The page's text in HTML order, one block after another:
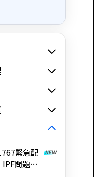
緊急配
問題を